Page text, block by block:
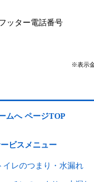
※表示
ページTOP
ビスメニュー
イレのつまり・水漏れ